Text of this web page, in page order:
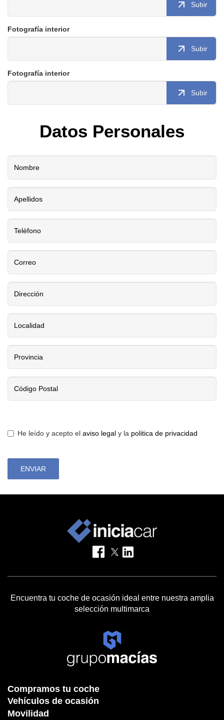
Subir
Fotografía interior
Subir
Fotografía interior
Subir
Datos Personales
He leído y acepto el aviso legal y la politica de privacidad
ENVIAR
Encuentra tu coche de ocasión ideal entre nuestra amplia
selección multimarca
Compramos tu coche
Vehículos de ocasión
Movilidad